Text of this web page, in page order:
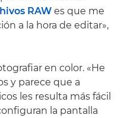
RAW es que me
a la hora de editar»,
en color. «He
y parece que a
les resulta más fácil
la pantalla